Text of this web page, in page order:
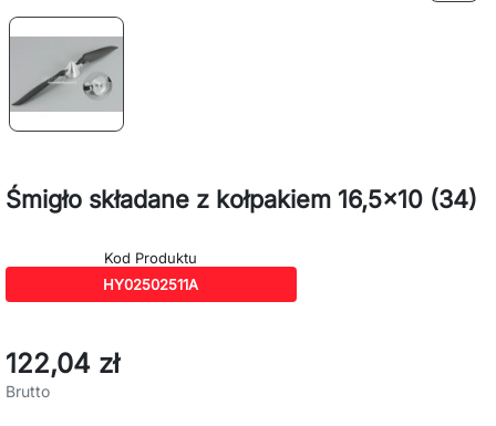
Śmigło składane z kołpakiem 16,5x10 (34)
Kod Produktu
HY02502511A
122,04 zł
Brutto